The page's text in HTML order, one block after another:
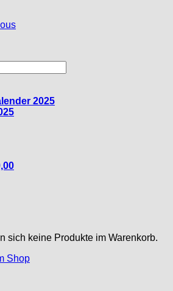
2025
sich keine Produkte im Warenkorb.
Shop